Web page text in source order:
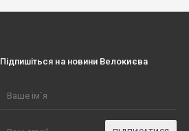
Підпишіться на новини Велокиєва